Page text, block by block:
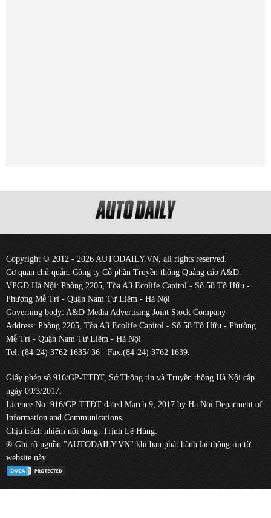
Copyright © 2012 - 2026 AUTODAILY.VN, all rights reserved.
Cơ quan chủ quản: Công ty Cổ phần Truyền thông Quảng cáo A&D.
VPGD Hà Nội: Phòng 2205, Tòa A3 Ecolife Capitol - Số 58 Tố Hữu -
Phường Mễ Trì - Quận Nam Từ Liêm - Hà Nội
Governing body: A&D Media Advertising Joint Stock Company
Address: Phòng 2205, Tòa A3 Ecolife Capitol - Số 58 Tố Hữu - Phường
Mễ Trì - Quận Nam Từ Liêm - Hà Nội
Tel: (84-24) 3762 1635/ 36 - Fax:(84-24) 3762 1639.
Giấy phép số 916/GP-TTĐT, Sở Thông tin và Truyền thông Hà Nội cấp
ngày 09/3/2017.
Licence No. 916/GP-TTĐT dated March 9, 2017 by Ha Noi Deparment of
Information and Communications.
Chịu trách nhiệm nội dung: Trịnh Lê Hùng.
® Ghi rõ nguồn "AUTODAILY.VN" khi bạn phát hành lại thông tin từ
website này.